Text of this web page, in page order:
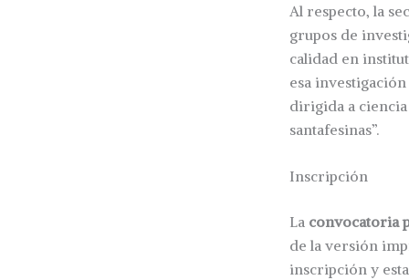
Al respecto, la
grupos de
calidad en
esa
dirigida a
santafesinas”.
Inscripción
La convocatoria
de la versión
inscripción y